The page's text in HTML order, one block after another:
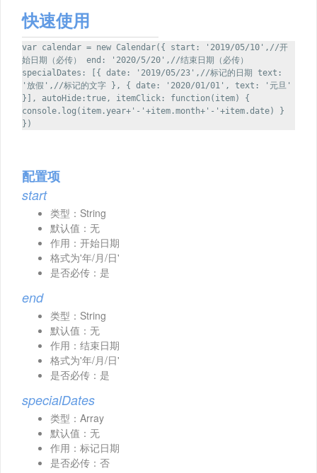
快速使用
var calendar = new Calendar({ start: '2019/05/10',//开
始日期（必传） end: '2020/5/20',//结束日期（必传）
specialDates: [{ date: '2019/05/23',//标记的日期 text:
'放假',//标记的文字 }, { date: '2020/01/01', text: '元旦'
}], autoHide:true, itemClick: function(item) {
console.log(item.year+'-'+item.month+'-'+item.date) }
})
配置项
start
类型：String
默认值：无
作用：开始日期
格式为'年/月/日'
是否必传：是
end
类型：String
默认值：无
作用：结束日期
格式为'年/月/日'
是否必传：是
specialDates
类型：Array
默认值：无
作用：标记日期
是否必传：否